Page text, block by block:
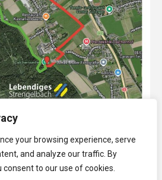
your browsing experience, serve
and analyze our traffic. By
consent to our use of cookies.